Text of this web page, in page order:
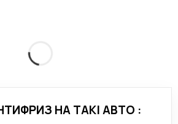
НА ТАКІ АВТО :